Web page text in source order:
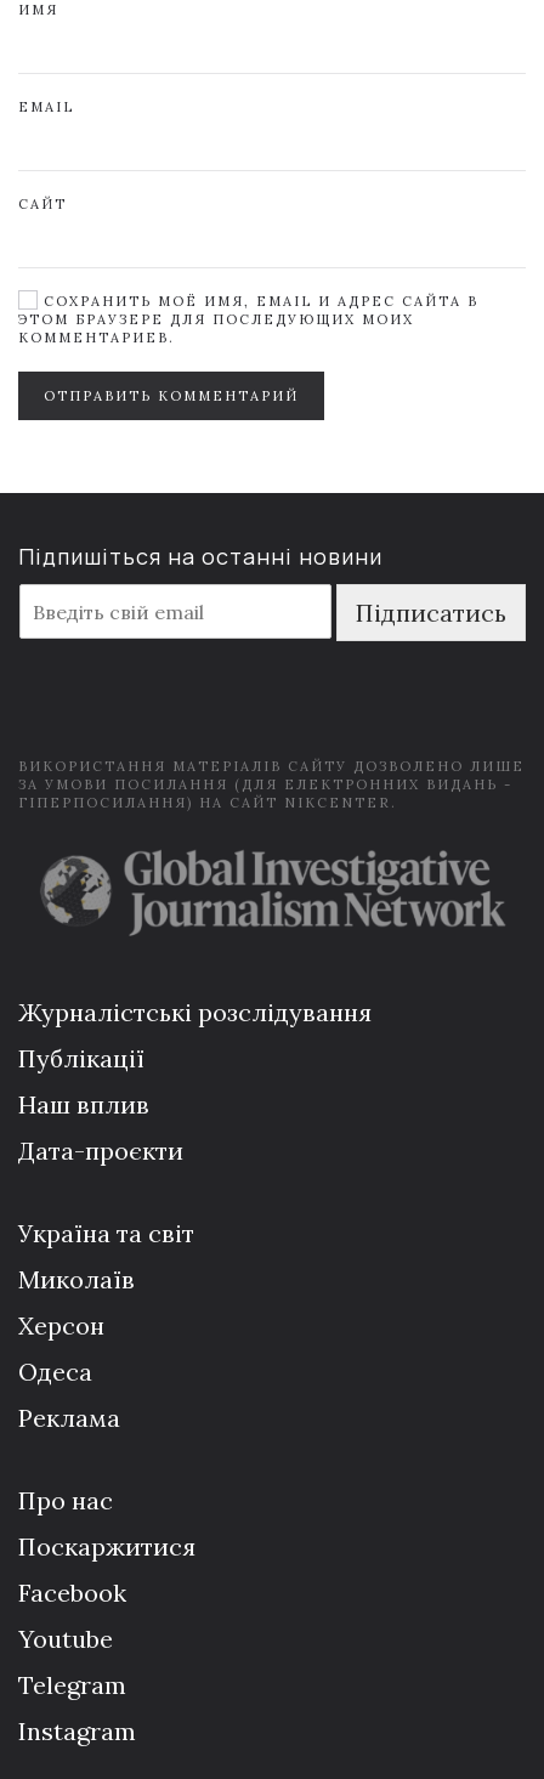
ИМЯ
EMAIL
САЙТ
СОХРАНИТЬ МОЁ ИМЯ, EMAIL И АДРЕС САЙТА В
ЭТОМ БРАУЗЕРЕ ДЛЯ ПОСЛЕДУЮЩИХ МОИХ
КОММЕНТАРИЕВ.
ОТПРАВИТЬ КОММЕНТАРИЙ
Підпишіться на останні новини
m
a
Підписатись
ВИКОРИСТАННЯ МАТЕРІАЛІВ САЙТУ ДОЗВОЛЕНО ЛИШЕ
ЗА УМОВИ ПОСИЛАННЯ (ДЛЯ ЕЛЕКТРОННИХ ВИДАНЬ -
ГІПЕРПОСИЛАННЯ) НА САЙТ NIKCENTER.
Журналістські розслідування
Публікації
Наш вплив
Дата-проєкти
Україна та світ
Миколаїв
Херсон
Одеса
Реклама
Про нас
Поскаржитися
Facebook
Youtube
Telegram
Instagram